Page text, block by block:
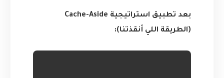
بعد تطبيق استراتيجية Cache-Aside
(الطريقة اللي أنقذتنا):